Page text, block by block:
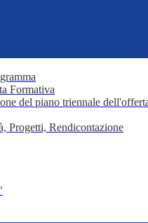
Formativa
del piano triennale
Progetti, Rendicontazione